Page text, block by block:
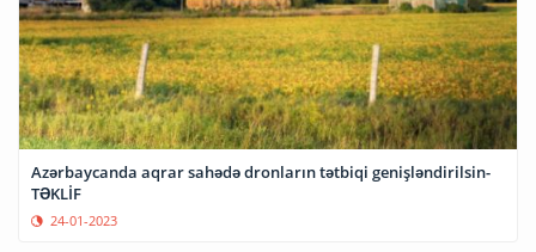
Azərbaycanda aqrar sahədə dronların tətbiqi genişləndirilsin-
TƏKLİF
24-01-2023